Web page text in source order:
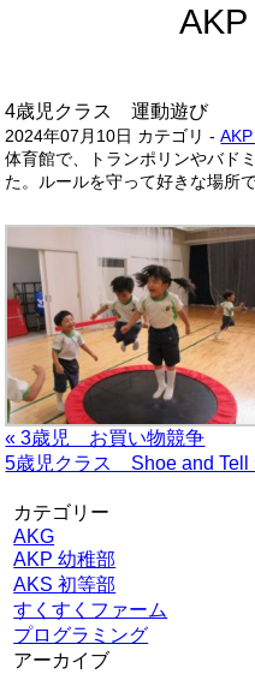
4歳児クラス 運動遊び
2024年07月10日 カテゴリ -
体育館で、トランポリンやバド
た。ルールを守って好きな場所
« 3歳児 お買い物競争
5歳児クラス Shoe and Tell
カテゴリー
AKG
AKP 幼稚部
AKS 初等部
すくすくファーム
プログラミング
アーカイブ